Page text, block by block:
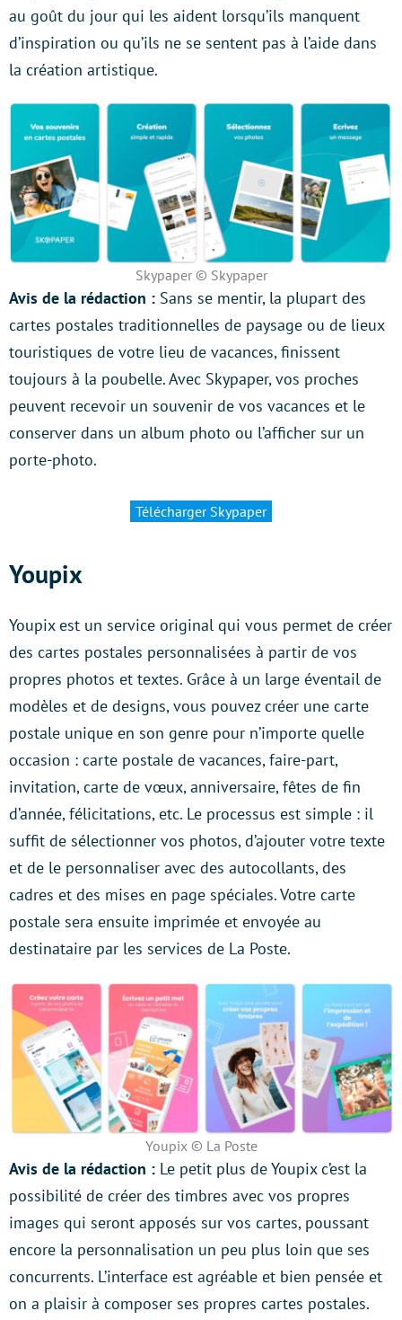
au goût du jour qui les aident lorsqu’ils manquent
d’inspiration ou qu’ils ne se sentent pas à l’aide dans
la création artistique.
Skypaper © Skypaper
Avis de la rédaction : Sans se mentir, la plupart des
cartes postales traditionnelles de paysage ou de lieux
touristiques de votre lieu de vacances, finissent
toujours à la poubelle. Avec Skypaper, vos proches
peuvent recevoir un souvenir de vos vacances et le
conserver dans un album photo ou l’afficher sur un
porte-photo.
Télécharger Skypaper
Youpix
Youpix est un service original qui vous permet de créer
des cartes postales personnalisées à partir de vos
propres photos et textes. Grâce à un large éventail de
modèles et de designs, vous pouvez créer une carte
postale unique en son genre pour n’importe quelle
occasion : carte postale de vacances, faire-part,
invitation, carte de vœux, anniversaire, fêtes de fin
d’année, félicitations, etc. Le processus est simple : il
suffit de sélectionner vos photos, d’ajouter votre texte
et de le personnaliser avec des autocollants, des
cadres et des mises en page spéciales. Votre carte
postale sera ensuite imprimée et envoyée au
destinataire par les services de La Poste.
Youpix © La Poste
Avis de la rédaction : Le petit plus de Youpix c’est la
possibilité de créer des timbres avec vos propres
images qui seront apposés sur vos cartes, poussant
encore la personnalisation un peu plus loin que ses
concurrents. L’interface est agréable et bien pensée et
on a plaisir à composer ses propres cartes postales.